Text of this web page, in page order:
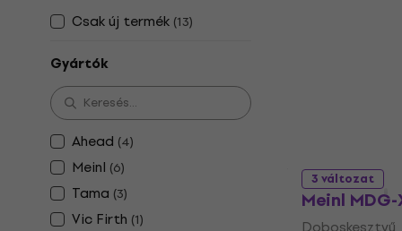
Csak új termék (13)
Gyártók
Ahead (4)
Meinl (6)
Tama (3)
Vic Firth (1)
3 változat
Meinl